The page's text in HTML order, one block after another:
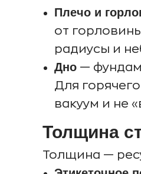
Плечо и
от
радиусы и
Дно —
Для
вакуум и не
Толщина
Толщина —